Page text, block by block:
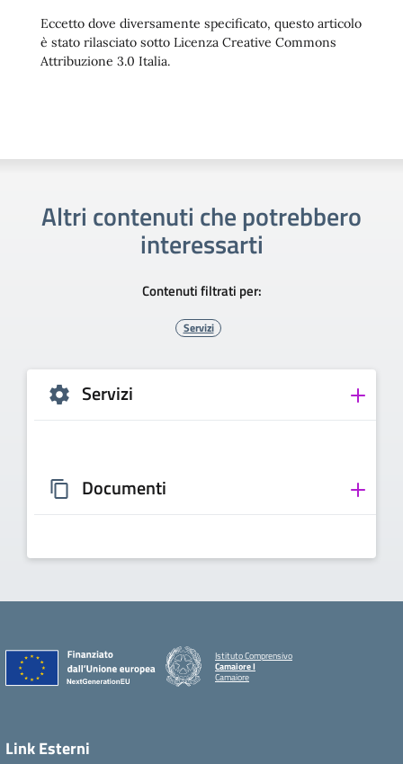
Eccetto dove diversamente specificato, questo articolo
è stato rilasciato sotto Licenza Creative Commons
Attribuzione 3.0 Italia.
Altri contenuti che potrebbero
interessarti
Contenuti filtrati per:
Servizi
Servizi
Documenti
Istituto Comprensivo
Camaiore I
Camaiore
Link Esterni